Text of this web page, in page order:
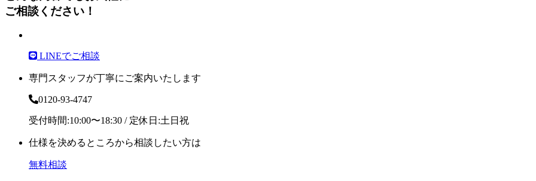
ご相談ください！
LINEでご相談
専門スタッフが丁寧にご案内いたします
0120-93-4747
受付時間:10:00〜18:30 / 定休日:土日祝
仕様を決めるところから相談したい方は
無料相談